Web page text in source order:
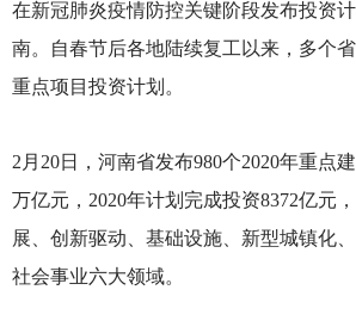
在新冠肺炎疫情防控关键阶段发布投资
南。自春节后各地陆续复工以来，多个
重点项目投资计划。
2 月20日，河南省发布980个2020年重点
万亿元，2020年计划完成投资8372亿元
展、创新驱动、基础设施、新型城镇化
社会事业六大领域。